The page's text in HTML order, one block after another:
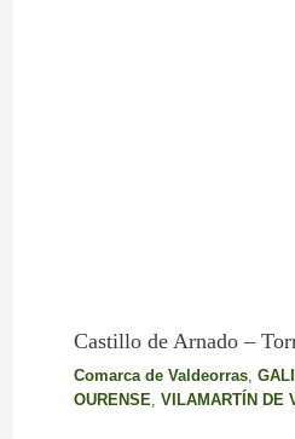
Castillo de Arnado –
Comarca de Valdeorras,
OURENSE VILAMARTÍN DE